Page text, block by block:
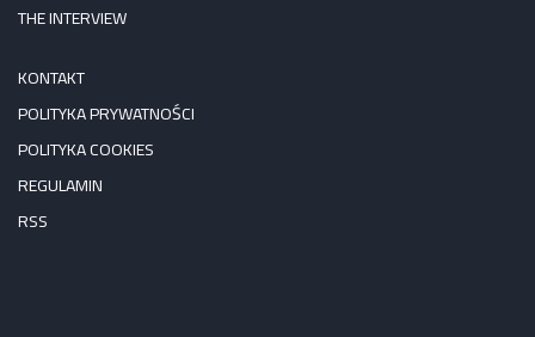
THE INTERVIEW
KONTAKT
POLITYKA PRYWATNOŚCI
POLITYKA COOKIES
REGULAMIN
RSS